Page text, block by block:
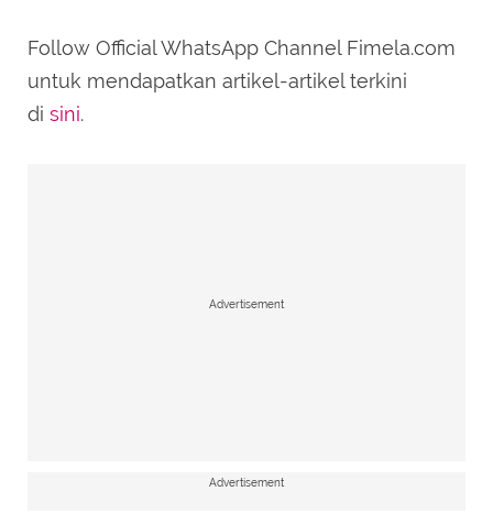
Follow Official WhatsApp Channel Fimela.com
untuk mendapatkan artikel-artikel terkini
di sini.
Advertisement
Advertisement